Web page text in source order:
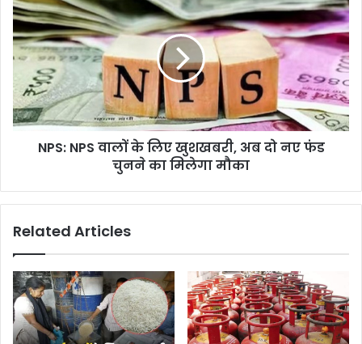
NPS
वालों
के
लिए
खुशखबरी,
अब
दो
नए
मिलेगा
NPS: NPS वालों के लिए खुशखबरी, अब दो नए फंड
चुनने का मिलेगा मौका
Related Articles